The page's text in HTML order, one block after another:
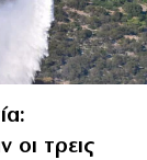
οι τρεις